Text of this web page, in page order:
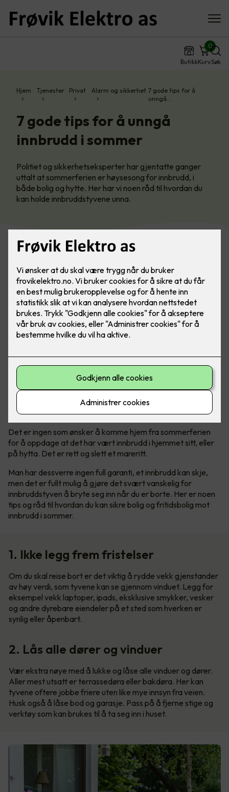
ButikkKurv
0
Søk
Hjem Tjenester Privat Alarm og sikkerhet 7 gode tips for å
unngå…
7 gode tips for å unngå
innbrudd i sommer
Politiet og sikkerhetseksperter har gjentatte ganger
uttalt at sommerferien er høysesong for innbrudd, i
både bolig og hytte. Her har vi noen råd til hvordan du
kan holde innbruddstyvene unna.
Det er ingen tvil om at det har vært en stor økning av
antall innbrudd de siste årene, både i bolig og hytter.
Politiet anbefaler tiltak før man reiser på ferie.
Mange innbrudd om sommeren
Det er ingen som ønsker å komme hjem fra sommerferien
for å oppdage at det har vært innbrudd i hjemmet sitt, eller
på hytta. Det er rett og slett et mareritt.
Man har dessverre ingen full garanti, et innbrudd kan skje,
men det er fullt mulig å gjøre det svært vanskelig for
innbruddstyven å bryte seg inn når du er borte. Her er noen
tips og råd til hvordan du kan sikre bolig og fritidsbolig mot
innbrudd i sommer.
1. Ikke legg frem fristelser
Om du skal reise bort er det viktig å rydde vekk gjenstander
av høy verdi, som tyvene kan se gjennom vinduet. Legg for
eksempel vekk laptoper, ipads, eksklusive smykker, vesker
og andre dyrebare eiendeler på et sted som hverken er
synlig eller åpenbart.
2. Lås alle dører og vinduer
Vær ekstra nøye med å lukke og låse alle vinduer og dører.
Aller mest utsatt er terrassedøra eller bakdøra. Her kan
tyvene oftere jobbe friere uten like mye innsyn fra veien.
Husk også å låse bod og garasje. Pass på å fjerne stige og
verktøy som kan brukes til å ta seg inn i huset.